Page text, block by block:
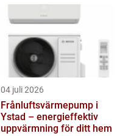
04 juli 2026
Frånluftsvärmepump i
Ystad – energieffektiv
uppvärmning för ditt hem